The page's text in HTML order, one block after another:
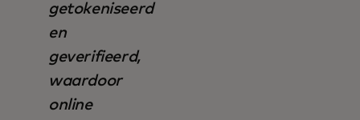
getokeniseerd
en
geverifieerd,
waardoor
online